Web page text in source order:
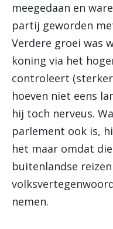
meegedaan en
partij geworden
Verdere groei was
koning via het
controleert (sterker
hoeven niet eens
hij toch nerveus.
parlement ook is,
het maar omdat
buitenlandse
nemen.